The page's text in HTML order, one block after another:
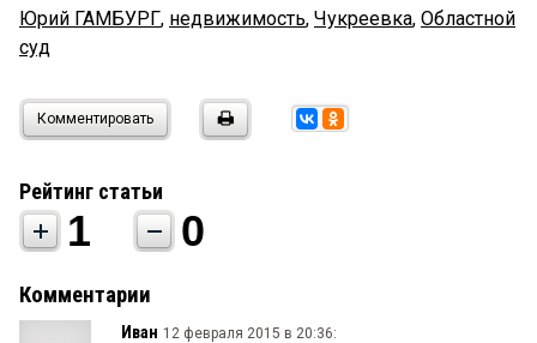
Юрий ГАМБУРГ, недвижимость, Чукреевка, Областной
суд
Комментировать
Рейтинг статьи
1 0
Комментарии
Иван 12 февраля 2015 в 20:36: